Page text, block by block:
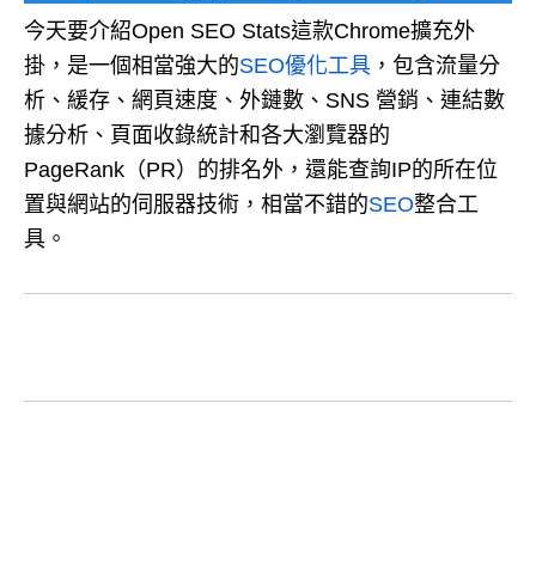
今天要介紹Open SEO Stats這款Chrome擴充外
掛，是一個相當強大的SEO優化工具 ，包含流量分
析、緩存、網頁速度、外鏈數、SNS 營銷、連結數
據分析、頁面收錄統計和各大瀏覽器的
PageRank（PR）的排名外，還能查詢IP的所在位
置與網站的伺服器技術，相當不錯的SEO整合工
具。